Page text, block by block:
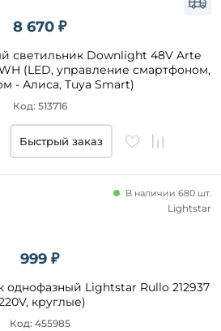
8 670 ₽
светильник Downlight 48V Arte
(LED, управление смартфоном,
- Алиса, Tuya Smart)
Код: 513716
Быстрый заказ
999 ₽
однофазный Lightstar Rullo 212937
круглые)
В наличии 680 шт.
Код: 455985
Lightstar